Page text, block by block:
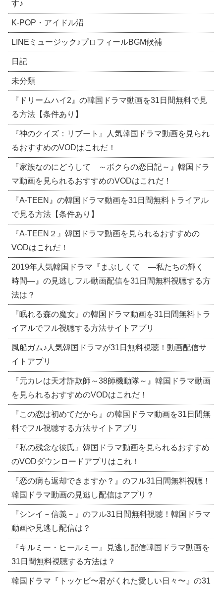
す♪
​K-POP・アイドル沼
LINEミュージック♪プロフィールBGM候補
日記
未分類
『ドリームハイ2』の韓国ドラマ動画を31日間無料で見
る方法【条件あり】
『神のクイズ：リブート』人気韓国ドラマ動画を見られ
るおすすめのVODはこれだ！
『家族なのにどうして ～ボクらの恋日記～』韓国ドラ
マ動画を見られるおすすめのVODはこれだ！
『A-TEEN』の韓国ドラマ動画を31日間無料トライアル
で見る方法【条件あり】
『A-TEEN２』韓国ドラマ動画を見られるおすすめの
VODはこれだ！
2019年人気韓国ドラマ『まぶしくて ―私たちの輝く
時間―』の見逃しフル動画配信を31日間無料視聴する方
法は？
『眠れる森の魔女』の韓国ドラマ動画を31日間無料トラ
イアルでフル視聴する方法サイトアプリ
風船ガム♪人気韓国ドラマが31日無料視聴！動画配信サ
イトアプリ
『元カレは天才詐欺師～38師機動隊～』韓国ドラマ動画
を見られるおすすめのVODはこれだ！
『この恋は初めてだから』の韓国ドラマ動画を31日間無
料でフル視聴する方法サイトアプリ
『私の残念な彼氏』韓国ドラマ動画を見られるおすすめ
のVODダウンロードアプリはこれ！
『恋の病も返却できますか？』のフル31日間無料視聴！
韓国ドラマ動画の見逃し配信はアプリ？
『シンイ－信義－』のフル31日間無料視聴！韓国ドラマ
動画や見逃し配信は？
『キルミー・ヒールミー』見逃し配信韓国ドラマ動画を
31日間無料視聴する方法は？
韓国ドラマ『トッケビ〜君がくれた愛しい日々〜』の31